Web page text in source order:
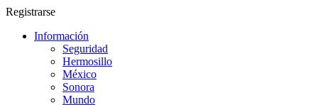
Registrarse
Información
Seguridad
Hermosillo
México
Sonora
Mundo